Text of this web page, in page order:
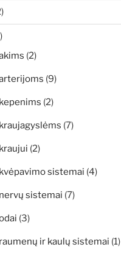
(2)
(9)
(2)
(7)
(2)
sistemai (4)
sistemai (7)
(3)
ir kaulų sistemai (1)